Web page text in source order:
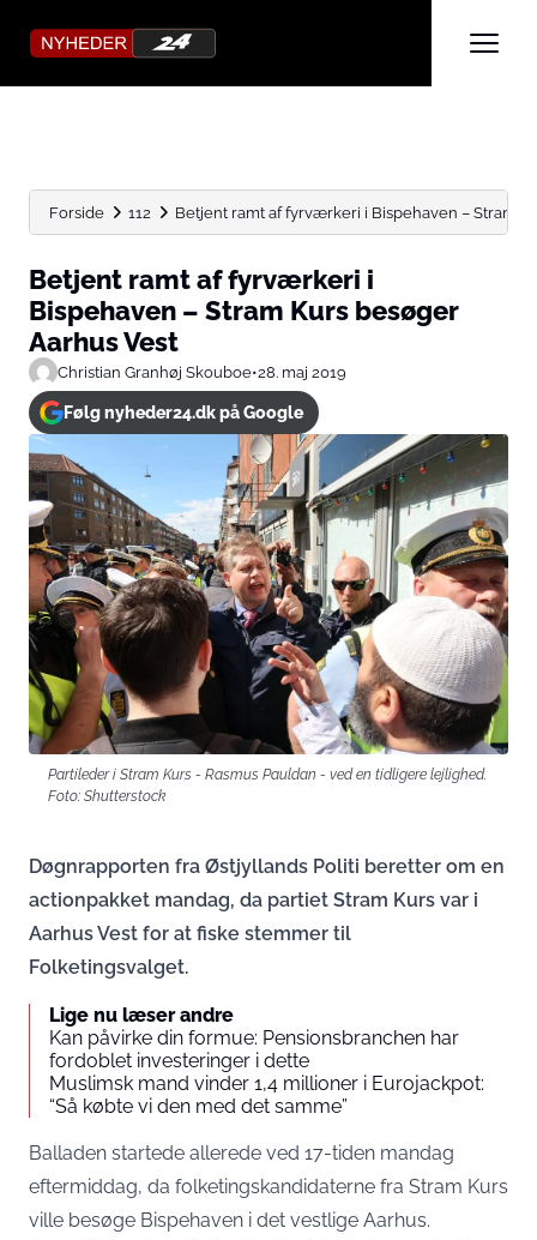
Forside 112 Betjent ramt af fyrværkeri i Bispehaven – Stram
Betjent ramt af fyrværkeri i
Bispehaven – Stram Kurs besøger
Aarhus Vest
Christian Granhøj Skouboe•28. maj 2019
Følg nyheder24.dk på Google
Partileder i Stram Kurs - Rasmus Pauldan - ved en tidligere lejlighed.
Foto: Shutterstock
Døgnrapporten fra Østjyllands Politi beretter om en
actionpakket mandag, da partiet Stram Kurs var i
Aarhus Vest for at fiske stemmer til
Folketingsvalget.
Lige nu læser andre
Kan påvirke din formue: Pensionsbranchen har
fordoblet investeringer i dette
Muslimsk mand vinder 1,4 millioner i Eurojackpot:
“Så købte vi den med det samme”
Balladen startede allerede ved 17-tiden mandag
eftermiddag, da folketingskandidaterne fra Stram Kurs
ville besøge Bispehaven i det vestlige Aarhus.